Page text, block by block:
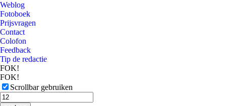
Weblog
Fotoboek
Prijsvragen
Contact
Colofon
Feedback
Tip de redactie
FOK!
FOK!
Scrollbar gebruiken